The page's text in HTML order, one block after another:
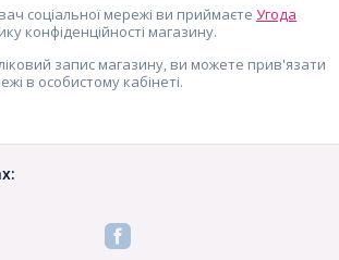
соціальної мережі ви приймаєте Угода
конфіденційності магазину.
запис магазину, ви можете прив'язати
в особистому кабінеті.